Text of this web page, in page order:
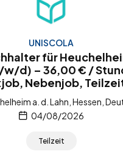
UNISCOLA
für
w/d) – 36,00 € /
Nebenjob,
a. d. Lahn, Hessen,
04/08/2026
Teilzeit